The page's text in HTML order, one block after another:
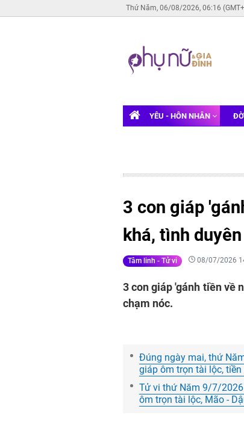
Thứ Năm, 06/08/2026, 06:16
YÊU - HÔN NHÂN
3 con giáp
khá, tình
Tâm linh - Tử vi 08/07/2026
3 con giáp 'gánh tiền về
chạm nóc.
Đúng ngày mai, thứ
giáp ôm trọn tài lộc,
Tử vi thứ Năm 9/7/2026
ôm trọn tài lộc, Mão -